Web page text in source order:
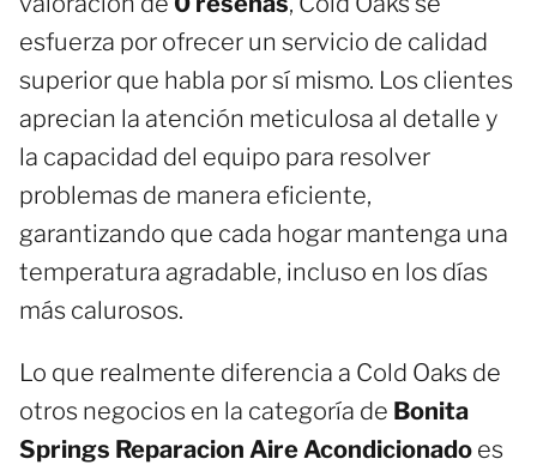
esfuerza por ofrecer un servicio de calidad
superior que habla por sí mismo. Los clientes
aprecian la atención meticulosa al detalle y
la capacidad del equipo para resolver
problemas de manera eficiente,
garantizando que cada hogar mantenga una
temperatura agradable, incluso en los días
más calurosos.
Lo que realmente diferencia a Cold Oaks de
otros negocios en la categoría de Bonita
Springs Reparacion Aire Acondicionado es